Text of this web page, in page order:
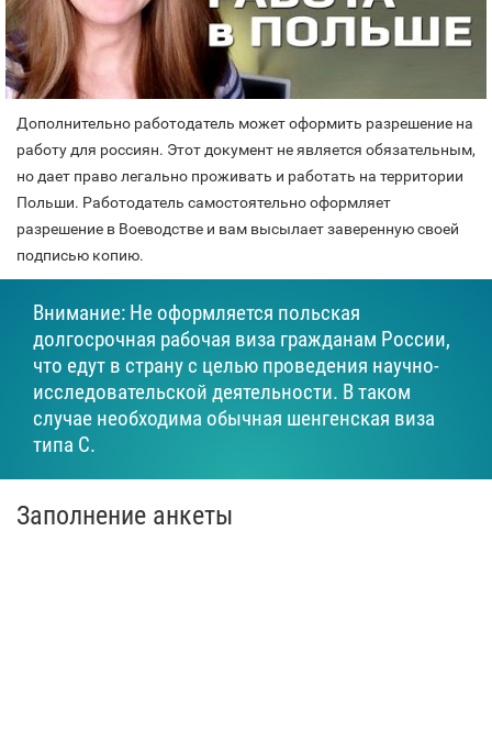
Дополнительно работодатель может оформить разрешение на
работу для россиян. Этот документ не является обязательным,
но дает право легально проживать и работать на территории
Польши. Работодатель самостоятельно оформляет
разрешение в Воеводстве и вам высылает заверенную своей
подписью копию.
Внимание: Не оформляется польская
долгосрочная рабочая виза гражданам России,
что едут в страну с целью проведения научно-
исследовательской деятельности. В таком
случае необходима обычная шенгенская виза
типа С.
Заполнение анкеты